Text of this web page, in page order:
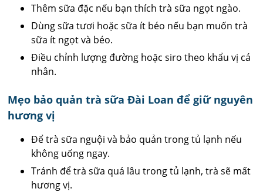
Thêm sữa đặc nếu bạn thích trà sữa ngọt ngào.
Dùng sữa tươi hoặc sữa ít béo nếu bạn muốn trà
sữa ít ngọt và béo.
Điều chỉnh lượng đường hoặc siro theo khẩu vị cá
nhân.
Mẹo bảo quản trà sữa Đài Loan để giữ nguyên
hương vị
Để trà sữa nguội và bảo quản trong tủ lạnh nếu
không uống ngay.
Tránh để trà sữa quá lâu trong tủ lạnh, trà sẽ mất
hương vị.